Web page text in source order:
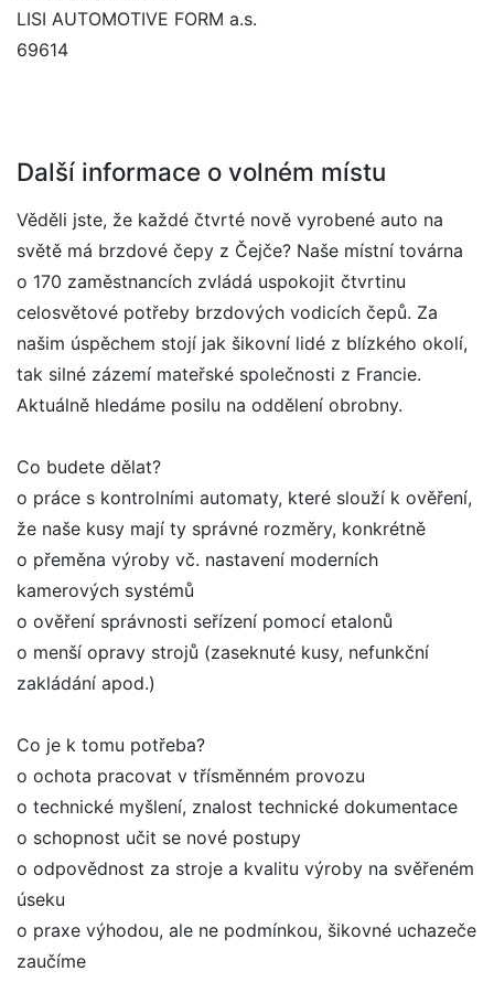
LISI AUTOMOTIVE FORM a.s.
69614
Další informace o volném místu
Věděli jste, že každé čtvrté nově vyrobené auto na
světě má brzdové čepy z Čejče? Naše místní továrna
o 170 zaměstnancích zvládá uspokojit čtvrtinu
celosvětové potřeby brzdových vodicích čepů. Za
našim úspěchem stojí jak šikovní lidé z blízkého okolí,
tak silné zázemí mateřské společnosti z Francie.
Aktuálně hledáme posilu na oddělení obrobny.
Co budete dělat?
o práce s kontrolními automaty, které slouží k ověření,
že naše kusy mají ty správné rozměry, konkrétně
o přeměna výroby vč. nastavení moderních
kamerových systémů
o ověření správnosti seřízení pomocí etalonů
o menší opravy strojů (zaseknuté kusy, nefunkční
zakládání apod.)
Co je k tomu potřeba?
o ochota pracovat v třísměnném provozu
o technické myšlení, znalost technické dokumentace
o schopnost učit se nové postupy
o odpovědnost za stroje a kvalitu výroby na svěřeném
úseku
o praxe výhodou, ale ne podmínkou, šikovné uchazeče
zaučíme